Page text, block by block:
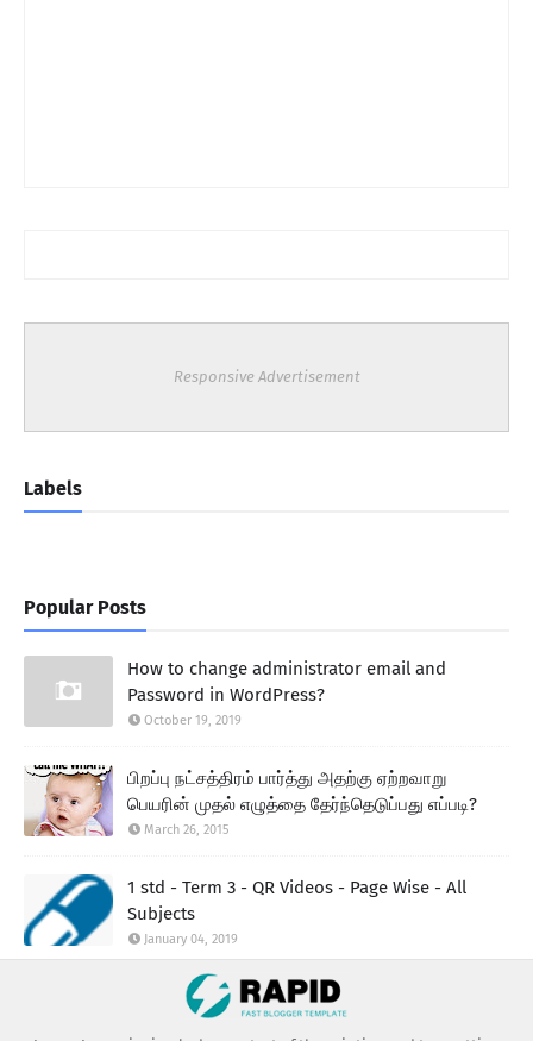
Responsive Advertisement
Labels
Popular Posts
How to change administrator email and
Password in WordPress?
October 19, 2019
பிறப்பு நட்சத்திரம் பார்த்து அதற்கு ஏற்றவாறு
பெயரின் முதல் எழுத்தை தேர்ந்தெடுப்பது எப்படி?
March 26, 2015
1 std - Term 3 - QR Videos - Page Wise - All
Subjects
January 04, 2019